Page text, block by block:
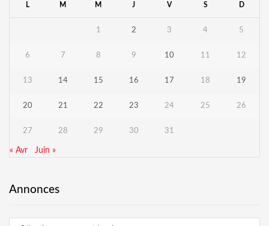
L M M J V S D
1 2 3 4 5
6 7 8 9 10 11 12
13 14 15 16 17 18 19
20 21 22 23 24 25 26
27 28 29 30 31
« Avr Juin »
Annonces